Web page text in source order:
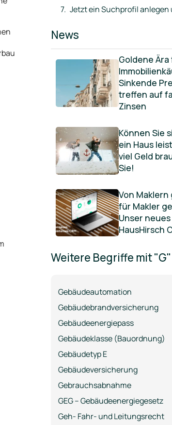
News
Goldene Ära
Sinkende
treffen auf
Zinsen
Können Sie
ein Haus
viel Geld
Sie!
Von
für Makler
Unser neues
HausHirsch
Weitere Begriffe mit "G"
Gebäudeautomation
Gebäudebrandversicherung
Gebäudeenergiepass
Gebäudeklasse (Bauordnung)
Gebäudetyp E
Gebäudeversicherung
Gebrauchsabnahme
GEG – Gebäudeenergiegesetz
Geh- Fahr- und Leitungsrecht